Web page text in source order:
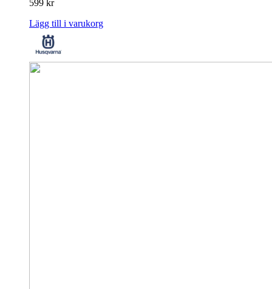
599 kr
Lägg till i varukorg